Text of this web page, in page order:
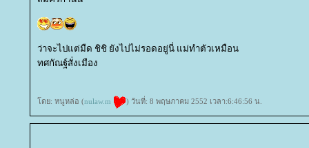
ว่าจะไปแต่มืด ชิชิ ยังไปไม่รอดอยู่นี่ แม่ทำตัวเหมือน
ทศกัณฐ์สั่งเมือง
ดย: หนูหล่อ (nulaw.m ) วันที่: 8 พฤษภาคม 2552 เวลา:6:46:56 น.